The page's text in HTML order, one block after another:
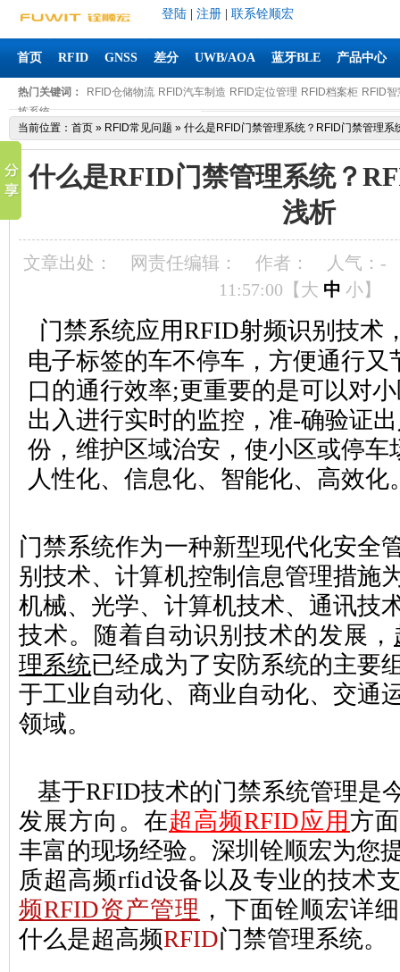
登陆 注册 联系铨顺宏
首页 RFID GNSS 差分 UWB/AOA 蓝牙BLE 产品中心
热门关键词： RFID仓储物流 RFID汽车制造 RFID定位管理 RFID档案柜 RFID
拣系统
当前位置： 首页 » RFID常见问题 » 什么是RFID门禁管理系统？RFID门禁管理系
什么是RFID门禁管理系统？
浅析
文章出处： 网责任编辑： 作者： 人气： -
11:57:00【 大 中 小】
门禁系统应用RFID射频识别技术
电子标签的车不停车，方便通行又
口的通行效率;更重要的是可以对
出入进行实时的监控，准-确验证
份，维护区域治安，使小区或停车
人性化、信息化、智能化、高效化
门禁系统作为一种新型现代化安全
别技术、计算机控制信息管理措施
机械、光学、计算机技术、通讯技
技术。随着自动识别技术的发展，
理系统已经成为了安防系统的主要
于工业自动化、商业自动化、交通
领域。
基于RFID技术的门禁系统管理是
发展方向。在超高频RFID应用 方
丰富的现场经验。深圳铨顺宏为您
质超高频rfid设备以及专业的技术
频RFID资产管理 ，下面铨顺宏详
什么是超高频RFID门禁管理系统。